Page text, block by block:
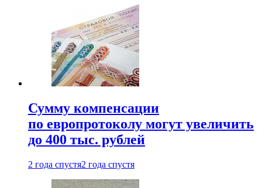
Сумму компенсации
по европротоколу могут увеличить
до 400 тыс. рублей
2 года спустя2 года спустя